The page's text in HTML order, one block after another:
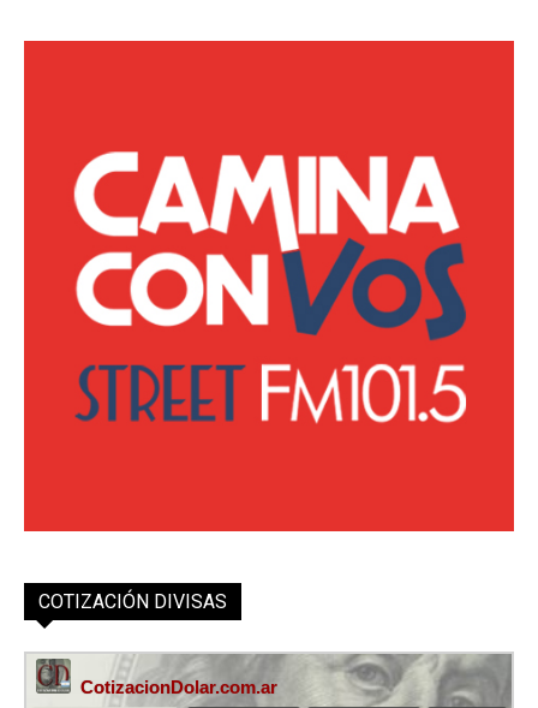
COTIZACIÓN DIVISAS